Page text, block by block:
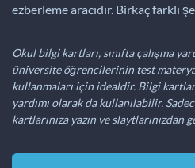
ezberleme aracıdır. Birkaç farklı
Okul bilgi kartları, sınıfta çalışma
üniversite öğrencilerinin test
kullanmaları için idealdir. Bilgi
yardımı olarak da kullanılabilir.
kartlarınıza yazın ve slaytlarınızdan